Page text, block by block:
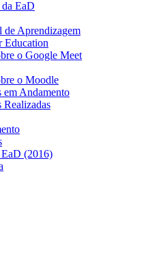
EaD
Aprendizagem
Education
o Google Meet
o Moodle
em Andamento
Realizadas
(2016)